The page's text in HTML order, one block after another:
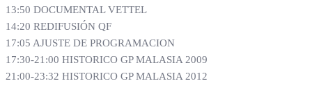
13:50 DOCUMENTAL VETTEL
14:20 REDIFUSIÓN QF
17:05 AJUSTE DE PROGRAMACION
17:30-21:00 HISTORICO GP MALASIA 2009
21:00-23:32 HISTORICO GP MALASIA 2012